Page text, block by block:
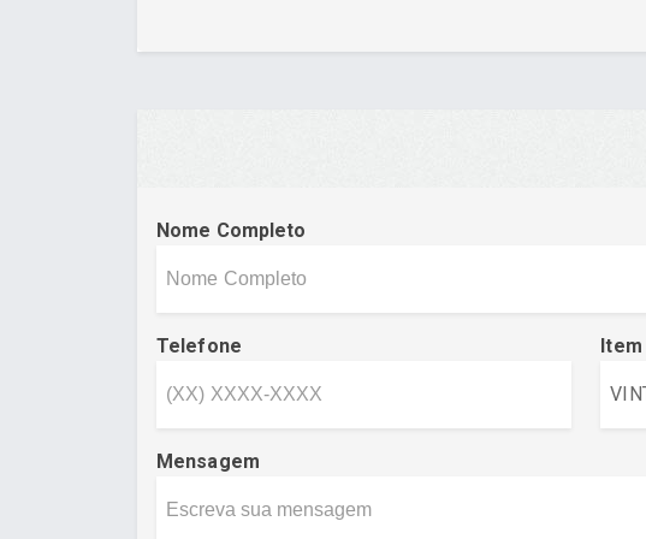
Nome Completo
Telefone Item
Mensagem